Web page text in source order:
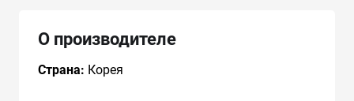
О производителе
Страна: Корея